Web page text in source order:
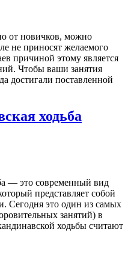
от новичков, можно
не приносят желаемого
причиной этому является
Чтобы ваши занятия
достигали поставленной
ходьба
— это современный вид
представляет собой
Сегодня это один из самых
занятий) в
ходьбы считают